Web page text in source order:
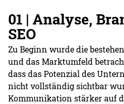
01 | Analyse,
SEO
Zu Beginn wurde die
und das Marktumfeld
dass das Potenzial des
nicht vollständig sichtbar
Kommunikation stärker auf